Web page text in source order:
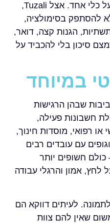
של הארגון ולא מסתכל רק על כלי אחד. אצל Tuzali,
להסתפק בסימולציה,
הגנות קצה, דואר,
סיכון בלי להכביד על
במיוחד
שבהן הרגישות
חשבונות פעילה,
או רפואי, מוסדות חינוך,
עם עובדים רבים
כולם חשופים יותר
לחץ, אמון והרגלי עבודה
לעיתים דווקא הם
שאין להם צוות